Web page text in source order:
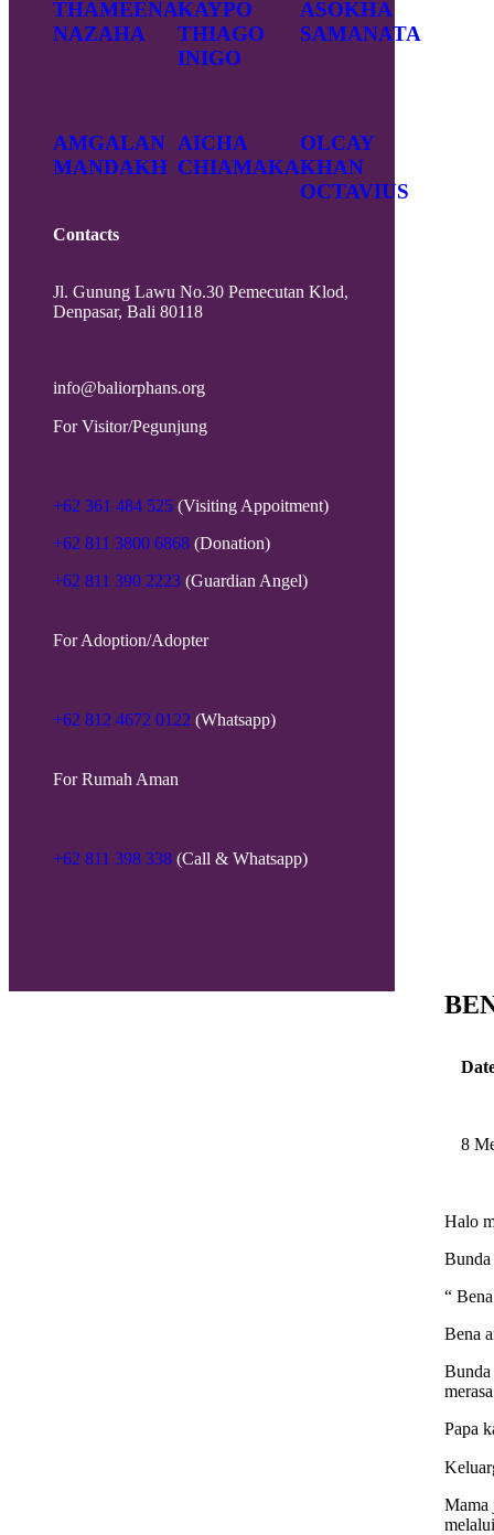
THAMEENA
NAZAHA
KAYPO
THIAGO
INIGO
ASOKHA
SAMANATA
AMGALAN
MANDAKH
AICHA
CHIAMAKA
OLCAY
KHAN
OCTAVIUS
Contacts
Jl. Gunung Lawu No.30 Pemecutan Klod,
Denpasar, Bali 80118
info@baliorphans.org
For Visitor/Pegunjung
+62 361 484 525 (Visiting Appoitment)
+62 811 3800 6868 (Donation)
+62 811 390 2223 (Guardian Angel)
For Adoption/Adopter
+62 812 4672 0122 (Whatsapp)
For Rumah Aman
+62 811 398 338 (Call & Whatsapp)
8
Halo
Bunda
“
Bena
Bunda
Papa
Mama